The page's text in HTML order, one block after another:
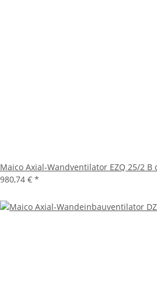
Maico Axial-Wandventilator EZQ 25/2
980,74 € *